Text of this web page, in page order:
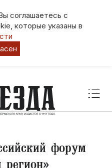
соглашаетесь с
которые указаны в
форум